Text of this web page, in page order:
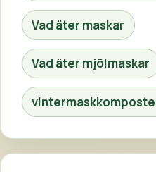
Vad äter maskar
Vad äter mjölmaskar